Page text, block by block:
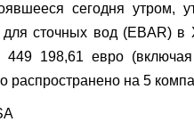
сегодня утром,
для сточных вод (EBAR)
449 198,61 евро
распространено на 5